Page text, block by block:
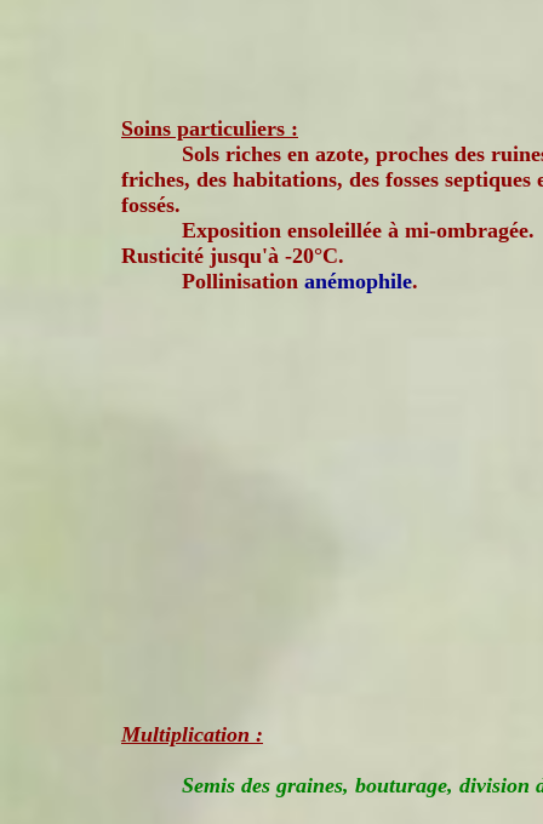
Soins particuliers :
Sols riches en azote, proches des
friches, des habitations, des fosses septiques
fossés.
Exposition ensoleillée à mi-ombragée.
Rusticité jusqu'à -20°C.
Pollinisation anémophile.
Multiplication :
Semis des graines, bouturage, division